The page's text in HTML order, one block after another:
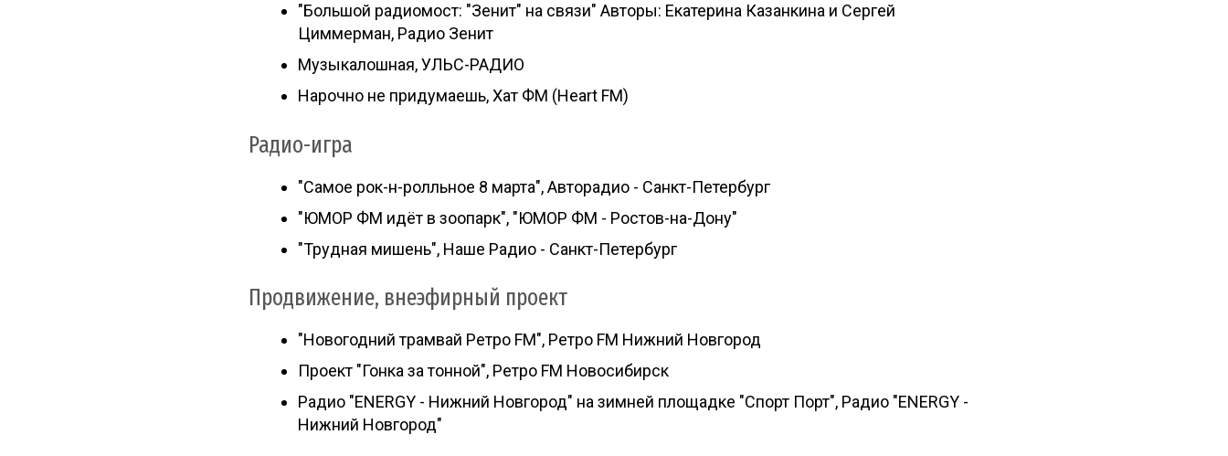
"Большой радиомост: "Зенит" на связи" Авторы: Екатерина Казанкина и Сергей
Циммерман, Радио Зенит
Музыкалошная, УЛЬС-РАДИО
Нарочно не придумаешь, Хат ФМ (Heart FM)
Радио-игра
"Самое рок-н-ролльное 8 марта", Авторадио - Санкт-Петербург
"ЮМОР ФМ идёт в зоопарк", "ЮМОР ФМ - Ростов-на-Дону"
"Трудная мишень", Наше Радио - Санкт-Петербург
Продвижение, внеэфирный проект
"Новогодний трамвай Ретро FM", Ретро FM Нижний Новгород
Проект "Гонка за тонной", Ретро FM Новосибирск
Радио "ENERGY - Нижний Новгород" на зимней площадке "Спорт Порт", Радио "ENERGY -
Нижний Новгород"